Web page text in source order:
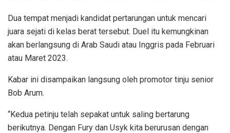
Dua tempat menjadi kandidat pertarungan untuk mencari
juara sejati di kelas berat tersebut. Duel itu kemungkinan
akan berlangsung di Arab Saudi atau Inggris pada Februari
atau Maret 2023.
Kabar ini disampaikan langsung oleh promotor tinju senior
Bob Arum.
“Kedua petinju telah sepakat untuk saling bertarung
berikutnya. Dengan Fury dan Usyk kita berurusan dengan